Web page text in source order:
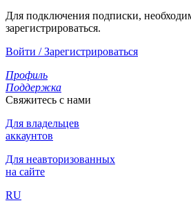
Для подключения подписки,
зарегистрироваться.
Войти / Зарегистрироваться
Профиль
Поддержка
Свяжитесь с нами
Для владельцев
аккаунтов
Для неавторизованных
на сайте
RU